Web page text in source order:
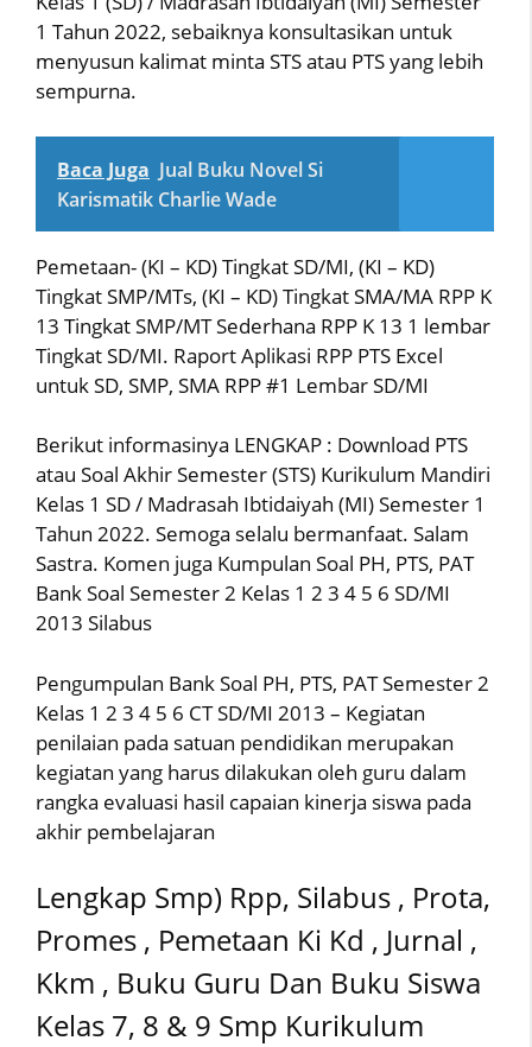
1 Tahun 2022, sebaiknya konsultasikan untuk
menyusun kalimat minta STS atau PTS yang lebih
sempurna.
Baca Juga Jual Buku Novel Si
Karismatik Charlie Wade
Pemetaan- (KI – KD) Tingkat SD/MI, (KI – KD)
Tingkat SMP/MTs, (KI – KD) Tingkat SMA/MA RPP K
13 Tingkat SMP/MT Sederhana RPP K 13 1 lembar
Tingkat SD/MI. Raport Aplikasi RPP PTS Excel
untuk SD, SMP, SMA RPP #1 Lembar SD/MI
Berikut informasinya LENGKAP : Download PTS
atau Soal Akhir Semester (STS) Kurikulum Mandiri
Kelas 1 SD / Madrasah Ibtidaiyah (MI) Semester 1
Tahun 2022. Semoga selalu bermanfaat. Salam
Sastra. Komen juga Kumpulan Soal PH, PTS, PAT
Bank Soal Semester 2 Kelas 1 2 3 4 5 6 SD/MI
2013 Silabus
Pengumpulan Bank Soal PH, PTS, PAT Semester 2
Kelas 1 2 3 4 5 6 CT SD/MI 2013 – Kegiatan
penilaian pada satuan pendidikan merupakan
kegiatan yang harus dilakukan oleh guru dalam
rangka evaluasi hasil capaian kinerja siswa pada
akhir pembelajaran
Lengkap Smp) Rpp, Silabus , Prota,
Promes , Pemetaan Ki Kd , Jurnal ,
Kkm , Buku Guru Dan Buku Siswa
Kelas 7, 8 & 9 Smp Kurikulum